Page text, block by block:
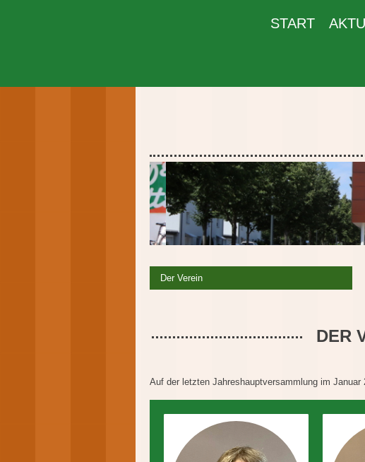
START
Der Verein
DER
Auf der letzten Jahreshauptversammlung im